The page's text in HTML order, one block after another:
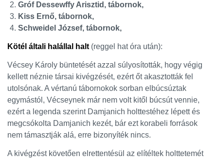
Gróf Dessewffy Arisztid, tábornok,
Kiss Ernő, tábornok,
Schweidel József, tábornok,
Kötél általi halállal halt (reggel hat óra után):
Vécsey Károly büntetését azzal súlyosították, hogy végig
kellett néznie társai kivégzését, ezért őt akasztották fel
utolsónak. A vértanú tábornokok sorban elbúcsúztak
egymástól, Vécseynek már nem volt kitől búcsút vennie,
ezért a legenda szerint Damjanich holttestéhez lépett és
megcsókolta Damjanich kezét, bár ezt korabeli források
nem támasztják alá, erre bizonyíték nincs.
A kivégzést követően elrettentésül az elítéltek holttetemét